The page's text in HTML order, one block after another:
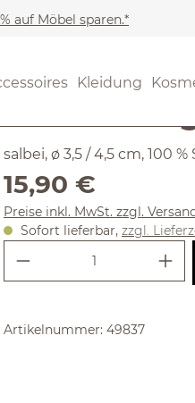
auf Möbel sparen.*
Kleidung
Noch keine Bewertungen
salbei, ø 3,5 / 4,5 cm, 100
Regulärer Preis:
15,90 €
Preise inkl. MwSt. zzgl.
Sofort lieferbar, zzgl.
Produkt
Artikelnummer: 49837